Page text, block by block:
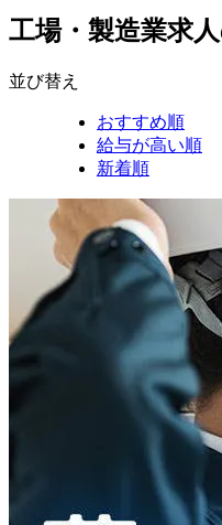
工場・製造業求
並び替え
おすすめ順
給与が高い順
新着順